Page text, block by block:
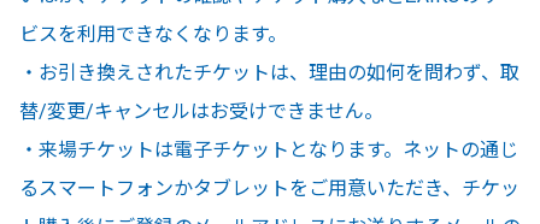
ビスを利用できなくなります。
・お引き換えされたチケットは、理由の如何を問わず、取
替/変更/キャンセルはお受けできません。
・来場チケットは電子チケットとなります。ネットの通じ
るスマートフォンかタブレットをご用意いただき、チケッ